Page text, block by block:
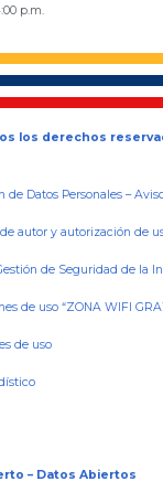
p.m.
los derechos
de Datos Personales –
autor y autorización de
de Seguridad de la
de uso “ZONA WIFI
de uso
– Datos Abiertos